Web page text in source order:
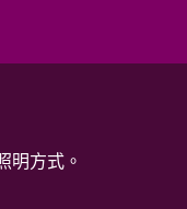
明方式。